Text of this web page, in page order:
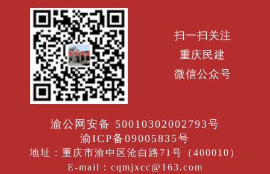
扫一扫关注
重庆民建
微信公众号
渝公网安备 50010302002793号
渝ICP备09005835号
地址：重庆市渝中区沧白路71号（400010）
E-mail：cqmjxcc@163.com